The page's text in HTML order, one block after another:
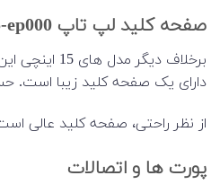
صفحه کلید لپ تاپ HP Envy 15-ep000
دارای یک صفحه کلید زیبا است.
از نظر راحتی، صفحه کلید عالی
پورت ها و اتصالات